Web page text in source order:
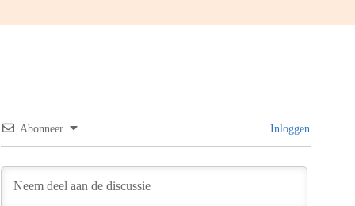
Abonneer Inloggen